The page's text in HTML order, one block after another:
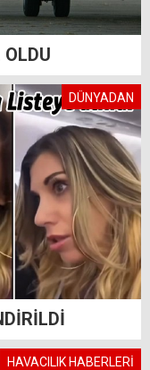
DÜNYADAN
HAVACILIK HABERLERİ